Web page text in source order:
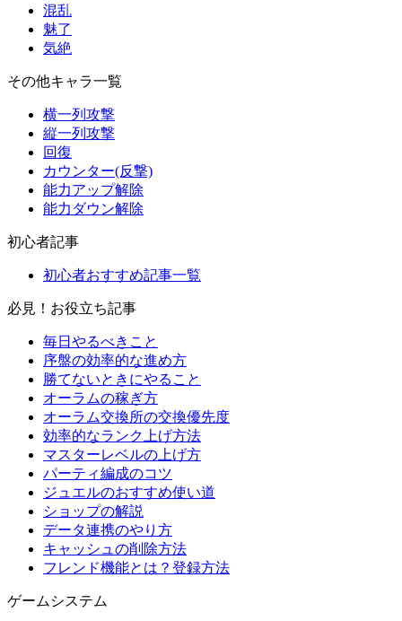
混乱
魅了
気絶
その他キャラ一覧
横一列攻撃
縦一列攻撃
回復
カウンター(反撃)
能力アップ解除
能力ダウン解除
初心者記事
初心者おすすめ記事一覧
必見！お役立ち記事
毎日やるべきこと
序盤の効率的な進め方
勝てないときにやること
オーラムの稼ぎ方
オーラム交換所の交換優先度
効率的なランク上げ方法
マスターレベルの上げ方
パーティ編成のコツ
ジュエルのおすすめ使い道
ショップの解説
データ連携のやり方
キャッシュの削除方法
フレンド機能とは？登録方法
ゲームシステム